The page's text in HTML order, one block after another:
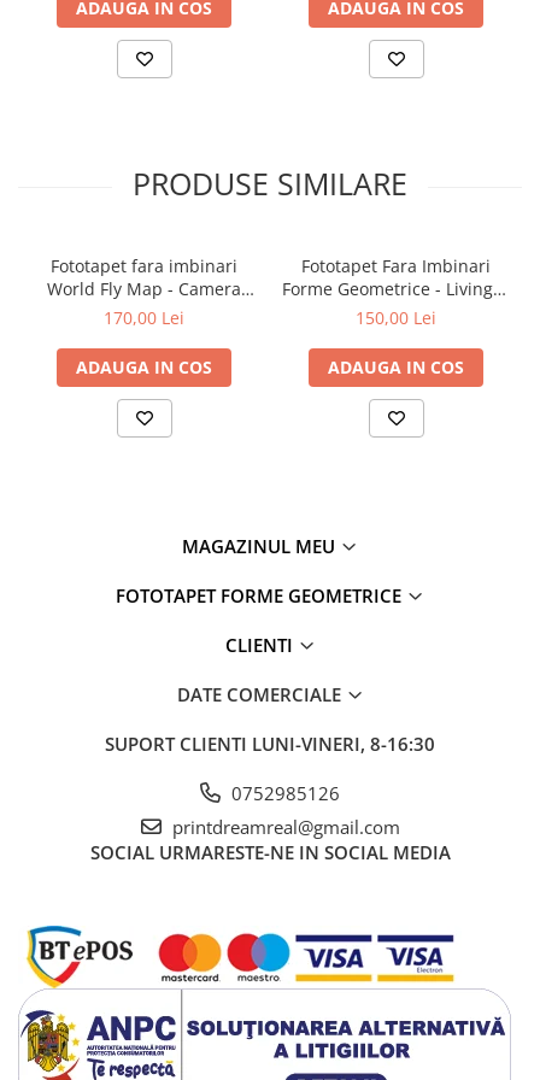
ADAUGA IN COS ADAUGA IN COS
PRODUSE SIMILARE
Fototapet fara imbinari
World Fly Map - Camera
Copilului
170,00 Lei
ADAUGA IN COS
Fototapet Fara Imbinari
Forme Geometrice - Living &
Dormitor
150,00 Lei
ADAUGA IN COS
MAGAZINUL MEU
FOTOTAPET FORME GEOMETRICE
CLIENTI
DATE COMERCIALE
SUPORT CLIENTI LUNI-VINERI, 8-16:30
0752985126
printdreamreal@gmail.com
SOCIAL URMARESTE-NE IN SOCIAL MEDIA